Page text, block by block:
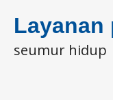
Layanan
seumur hidup